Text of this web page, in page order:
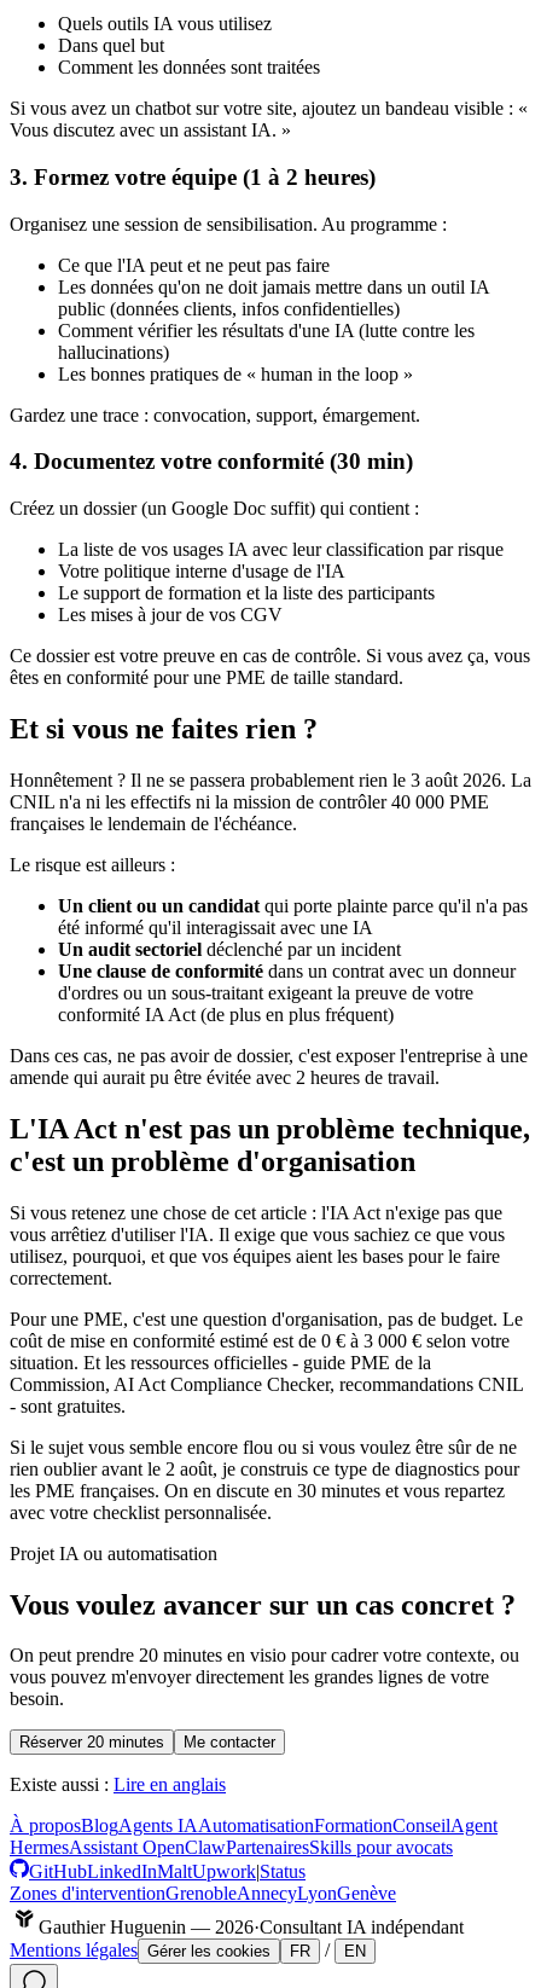
Quels outils IA vous utilisez
Dans quel but
Comment les données sont traitées
Si vous avez un chatbot sur votre site, ajoutez un bandeau visible : «
Vous discutez avec un assistant IA. »
3. Formez votre équipe (1 à 2 heures)
Organisez une session de sensibilisation. Au programme :
Ce que l'IA peut et ne peut pas faire
Les données qu'on ne doit jamais mettre dans un outil IA
public (données clients, infos confidentielles)
Comment vérifier les résultats d'une IA (lutte contre les
hallucinations)
Les bonnes pratiques de « human in the loop »
Gardez une trace : convocation, support, émargement.
4. Documentez votre conformité (30 min)
Créez un dossier (un Google Doc suffit) qui contient :
La liste de vos usages IA avec leur classification par risque
Votre politique interne d'usage de l'IA
Le support de formation et la liste des participants
Les mises à jour de vos CGV
Ce dossier est votre preuve en cas de contrôle. Si vous avez ça, vous
êtes en conformité pour une PME de taille standard.
Et si vous ne faites rien ?
Honnêtement ? Il ne se passera probablement rien le 3 août 2026. La
CNIL n'a ni les effectifs ni la mission de contrôler 40 000 PME
françaises le lendemain de l'échéance.
Le risque est ailleurs :
Un client ou un candidat qui porte plainte parce qu'il n'a pas
été informé qu'il interagissait avec une IA
Un audit sectoriel déclenché par un incident
Une clause de conformité dans un contrat avec un donneur
d'ordres ou un sous-traitant exigeant la preuve de votre
conformité IA Act (de plus en plus fréquent)
Dans ces cas, ne pas avoir de dossier, c'est exposer l'entreprise à une
amende qui aurait pu être évitée avec 2 heures de travail.
L'IA Act n'est pas un problème technique,
c'est un problème d'organisation
Si vous retenez une chose de cet article : l'IA Act n'exige pas que
vous arrêtiez d'utiliser l'IA. Il exige que vous sachiez ce que vous
utilisez, pourquoi, et que vos équipes aient les bases pour le faire
correctement.
Pour une PME, c'est une question d'organisation, pas de budget. Le
coût de mise en conformité estimé est de 0 € à 3 000 € selon votre
situation. Et les ressources officielles - guide PME de la
Commission, AI Act Compliance Checker, recommandations CNIL
- sont gratuites.
Si le sujet vous semble encore flou ou si vous voulez être sûr de ne
rien oublier avant le 2 août, je construis ce type de diagnostics pour
les PME françaises. On en discute en 30 minutes et vous repartez
avec votre checklist personnalisée.
Projet IA ou automatisation
Vous voulez avancer sur un cas concret ?
On peut prendre 20 minutes en visio pour cadrer votre contexte, ou
vous pouvez m'envoyer directement les grandes lignes de votre
besoin.
Réserver 20 minutes Me contacter
Existe aussi : Lire en anglais
À proposBlogAgents IAAutomatisationFormationConseilAgent
HermesAssistant OpenClawPartenairesSkills pour avocats
GitHubLinkedInMaltUpwork|Status
Zones d'interventionGrenobleAnnecyLyonGenève
Gauthier Huguenin — 2026·Consultant IA indépendant
Mentions légales Gérer les cookies FR / EN